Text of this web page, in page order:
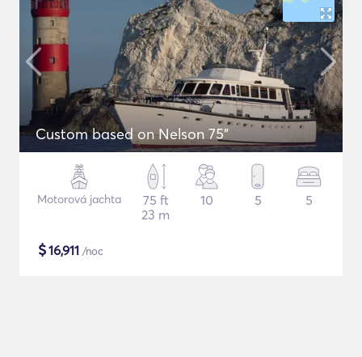
Custom based on Nelson 75"
Motorová jachta
75 ft
23 m
10 5 5
$16,911 /noc